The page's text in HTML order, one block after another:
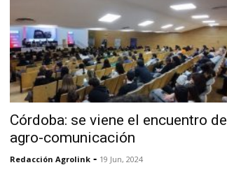
Córdoba: se viene el encuentro de
agro-comunicación
Redacción Agrolink - 19 Jun, 2024